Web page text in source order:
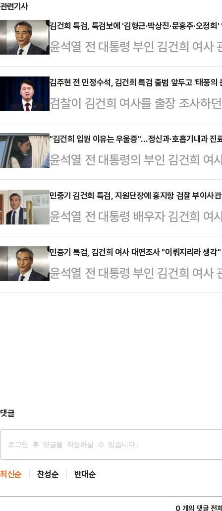
관련기사
김건희 특검, 특검보에 '김형근·박상진·문홍주·오정희'
윤석열 전 대통령 부인 김건희 여사
검사보 4명을 임명했다.18일 법조
일자로 대통령실로부터 특별검사
특검보로 지명된 4명은 부장판사
검찰 출신인 김형근(29기)·박상진
특검의 지휘·감독에 따라 사건 수
에 대한 지휘·감독과 언론 공보 등
검보는 광…
김주현 전 민정수석, 김건희 특검 출범 앞두고 '태풍의
검찰이 김건희 여사를 출장 조사하
장 및 김 여사와 비화폰(보안 휴대
일고 있다. '비화폰 통화' 관련 구체
특검 수사 대상으로 거론되고 있어
김주현 전 민정수석은 작년 7월3일
약 33분 간 통화한 것으로 알려졌
같은 해 10월10일과 11일 두 차례
던 시기는 검찰…
"김건희 입원 이유는 우울증"…정신과·호흡기내과 진
윤석열 전 대통령의 부인 김건희 여
했다는 보도가 나왔다.16일 오후 3
원했다는 소식이 전해진 후 17일
때문이라고 보도했다.보도에 따르
로, 그는 이미 지난주 우울증 증상
당시 의료진은 증세가 심하다고 판
선택했고, 이후 증상이 다시 악화돼
입원 직후 과호흡 …
민중기 김건희 특검, 지원단장에 홍지항 검찰 부이사
윤석열 전 대통령 배우자 김건희 여
가 홍지항 인천지방검찰청 부천지
검' 지원단장으로 임명했다.17일
장은 오는 20일 명예퇴직하고 이후
정이다. 특검법 상 현직 공무원은
민중기 특검, 김건희 여사 대면조사 "이뤄지리라 생각"
윤석열 전 대통령 부인 김건희 여사
가 김 여사 대면조사와 관련해 "이
댓글
최신순 찬성순 반대순
0 개의 댓글 전